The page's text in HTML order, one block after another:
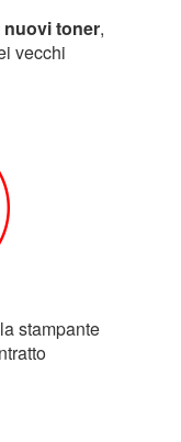
toner,
vecchi
stampante